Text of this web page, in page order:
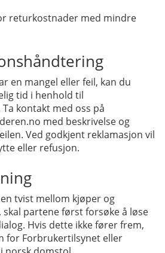
returkostnader med mindre
en mangel eller feil, kan du
tid i henhold til
kontakt med oss på
med beskrivelse og
Ved godkjent reklamasjon vil
eller refusjon.
tvist mellom kjøper og
partene først forsøke å løse
Hvis dette ikke fører frem,
for Forbrukertilsynet eller